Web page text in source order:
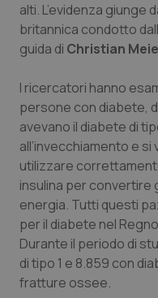
Abruzzo
Basilicata
Calabria
Campania
Emilia-Romagna
Friuli Venezia
Lazio
QS Pro Gold
Artrite & artrosi
Asma & BPCO
Car-T
Colesterolo &
Dermatite
Diabete &
QS Club
alti. L’evidenza giunge
britannica condotto
guida di Christian
I ricercatori hanno
persone con diabete,
avevano il diabete di
all’invecchiamento e
utilizzare
insulina per convertire
energia. Tutti questi
per il diabete nel
Durante il periodo di
di tipo 1 e 8.859 con
fratture ossee.